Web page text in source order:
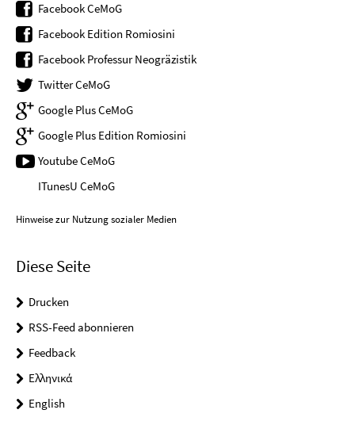
Facebook CeMoG
Facebook Edition Romiosini
Facebook Professur Neogräzistik
Twitter CeMoG
Google Plus CeMoG
Google Plus Edition Romiosini
Youtube CeMoG
ITunesU CeMoG
Hinweise zur Nutzung sozialer Medien
Diese Seite
Drucken
RSS-Feed abonnieren
Feedback
Ελληνικά
English